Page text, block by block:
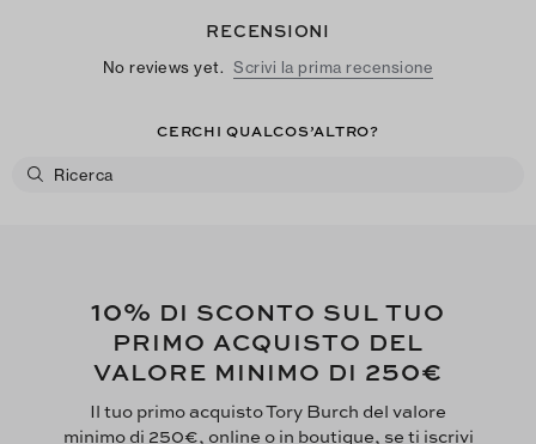
RECENSIONI
No reviews yet. Scrivi la prima recensione
CERCHI QUALCOS’ALTRO?
10% DI SCONTO SUL TUO
PRIMO ACQUISTO DEL
VALORE MINIMO DI 250€
Il tuo primo acquisto Tory Burch del valore
minimo di 250€, online o in boutique, se ti iscrivi